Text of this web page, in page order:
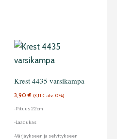
Krest 4435 varsikampa
3,90€ (3,11 € alv. 0%)
-Pituus 22cm
-Laadukas
-Värjäykseen ja selvitykseen